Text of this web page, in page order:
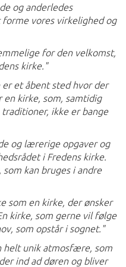
og anderledes
vores virkelighed og
for den velkomst,
kirke."
er et åbent sted hvor der
kirke, som, samtidig
ikke er bange
og lærerige opgaver og
i Fredens kirke.
kan bruges i andre
som en kirke, der ønsker
kirke, som gerne vil følge
som opstår i sognet."
helt unik atmosfære, som
ind ad døren og bliver